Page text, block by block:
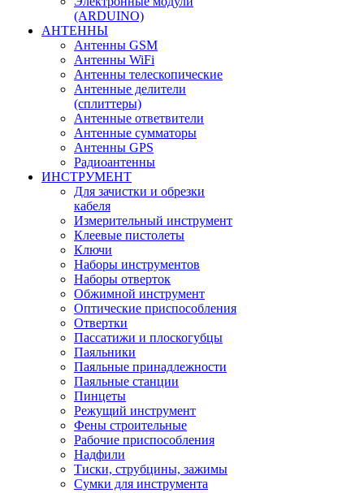
(ARDUINO)
АНТЕННЫ
Антенны GSM
Антенны WiFi
Антенны телескопические
Антенные делители
(сплиттеры)
Антенные ответвители
Антенные сумматоры
Антенны GPS
Радиоантенны
ИНСТРУМЕНТ
Для зачистки и обрезки
кабеля
Измерительный инструмент
Клеевые пистолеты
Ключи
Наборы инструментов
Наборы отверток
Обжимной инструмент
Оптические приспособления
Отвертки
Пассатижи и плоскогубцы
Паяльники
Паяльные принадлежности
Паяльные станции
Пинцеты
Режущий инструмент
Фены строительные
Рабочие приспособления
Надфили
Тиски, струбцины, зажимы
Сумки для инструмента